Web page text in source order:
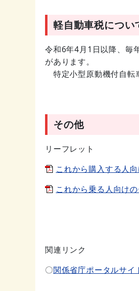
軽自動車税につい
令和6年4月1日以降、毎
があります。
特定小型原動機付自転
その他
リーフレット
これから購入する人
これから乗る人向け
関連リンク
〇関係省庁ポータルサイ